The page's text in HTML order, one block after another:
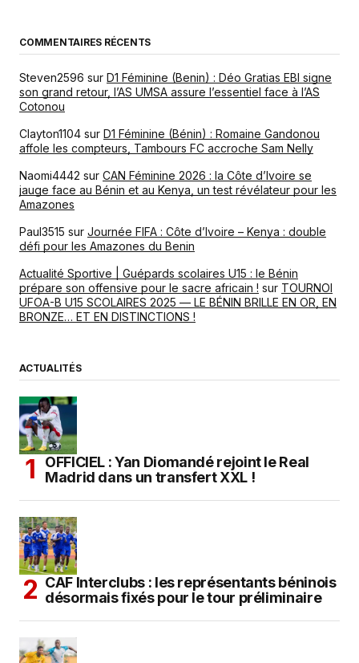
COMMENTAIRES RÉCENTS
Steven2596 sur D1 Féminine (Benin) : Déo Gratias EBI signe
son grand retour, l’AS UMSA assure l’essentiel face à l’AS
Cotonou
Clayton1104 sur D1 Féminine (Bénin) : Romaine Gandonou
affole les compteurs, Tambours FC accroche Sam Nelly
Naomi4442 sur CAN Féminine 2026 : la Côte d’Ivoire se
jauge face au Bénin et au Kenya, un test révélateur pour les
Amazones
Paul3515 sur Journée FIFA : Côte d’Ivoire – Kenya : double
défi pour les Amazones du Benin
Actualité Sportive | Guépards scolaires U15 : le Bénin
prépare son offensive pour le sacre africain ! sur TOURNOI
UFOA-B U15 SCOLAIRES 2025 — LE BÉNIN BRILLE EN OR, EN
BRONZE… ET EN DISTINCTIONS !
ACTUALITÉS
OFFICIEL : Yan Diomandé rejoint le Real
Madrid dans un transfert XXL !
CAF Interclubs : les représentants béninois
désormais fixés pour le tour préliminaire